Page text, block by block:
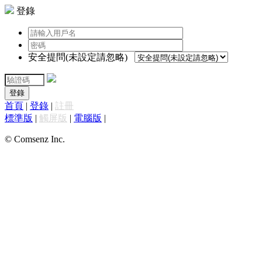
登錄
安全提問(未設定請忽略)
登錄
首頁 | 登錄 | 註冊
標準版 | 觸屏版 | 電腦版 |
© Comsenz Inc.